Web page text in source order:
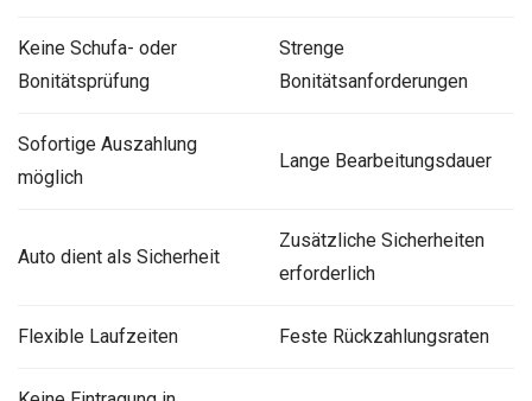
Keine Schufa- oder
Bonitätsprüfung
Strenge
Bonitätsanforderungen
Sofortige Auszahlung
möglich
Lange Bearbeitungsdauer
Auto dient als Sicherheit
Zusätzliche Sicherheiten
erforderlich
Flexible Laufzeiten Feste Rückzahlungsraten